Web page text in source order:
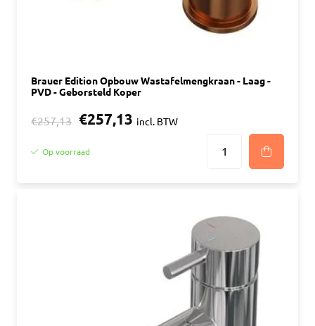
Brauer Edition Opbouw Wastafelmengkraan - Laag -
PVD - Geborsteld Koper
€257,13 €257,13 incl. BTW
Op voorraad